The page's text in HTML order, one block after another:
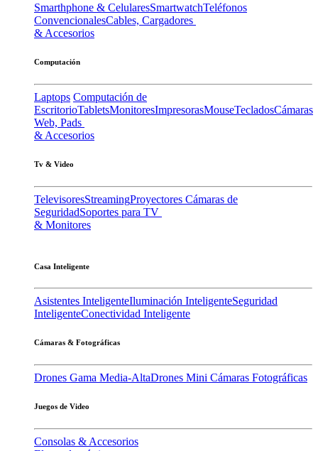
Smarthphone & CelularesSmartwatchTeléfonos
ConvencionalesCables, Cargadores
& Accesorios
Computación
Laptops Computación de
EscritorioTabletsMonitoresImpresorasMouseTecladosCámaras
Web, Pads
& Accesorios
Tv & Video
TelevisoresStreamingProyectores Cámaras de
SeguridadSoportes para TV
& Monitores
Casa Inteligente
Asistentes InteligenteIluminación InteligenteSeguridad
InteligenteConectividad Inteligente
Cámaras & Fotográficas
Drones Gama Media-AltaDrones Mini Cámaras Fotográficas
Juegos de Video
Consolas & Accesorios